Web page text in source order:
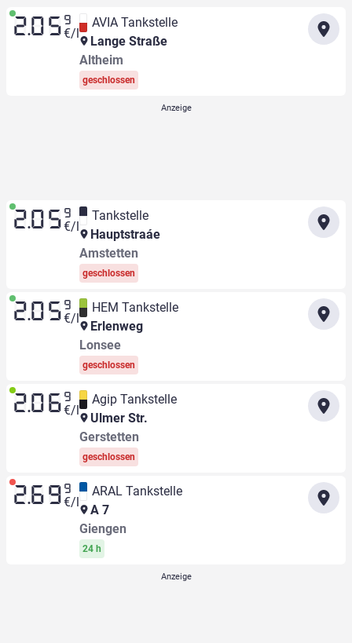
2.05 9
€/l
AVIA Tankstelle
Lange Straße
Altheim
geschlossen
2.05 9
€/l
Tankstelle
Hauptstraáe
Amstetten
geschlossen
2.05 9
€/l
HEM Tankstelle
Erlenweg
Lonsee
geschlossen
2.06 9
€/l
Agip Tankstelle
Ulmer Str.
Gerstetten
geschlossen
2.69 9
€/l
ARAL Tankstelle
A 7
Giengen
24 h